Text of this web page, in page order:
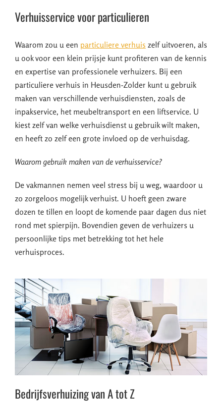
Verhuisservice voor particulieren
Waarom zou u een particuliere verhuis zelf uitvoeren, als
u ook voor een klein prijsje kunt profiteren van de kennis
en expertise van professionele verhuizers. Bij een
particuliere verhuis in Heusden-Zolder kunt u gebruik
maken van verschillende verhuisdiensten, zoals de
inpakservice, het meubeltransport en een liftservice. U
kiest zelf van welke verhuisdienst u gebruik wilt maken,
en heeft zo zelf een grote invloed op de verhuisdag.
Waarom gebruik maken van de verhuisservice?
De vakmannen nemen veel stress bij u weg, waardoor u
zo zorgeloos mogelijk verhuist. U hoeft geen zware
dozen te tillen en loopt de komende paar dagen dus niet
rond met spierpijn. Bovendien geven de verhuizers u
persoonlijke tips met betrekking tot het hele
verhuisproces.
Bedrijfsverhuizing van A tot Z